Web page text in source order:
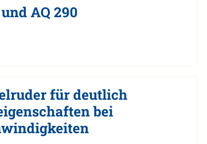
AQ 290
für deutlich
bei